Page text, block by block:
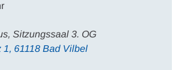
Sitzungssaal 3. OG
1, 61118 Bad Vilbel